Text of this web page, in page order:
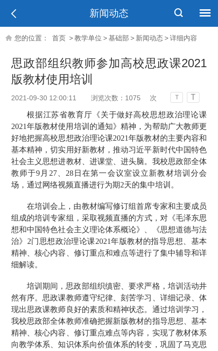
新闻动态
您的位置： 首页 >教学单位 >基础部 > 新闻动态>详细内容
思政部组织教师参加高校思政课2021
版教材使用培训
2021-09-30 12:00:11 浏览次数： 1075 次 T T
根据江苏省教育厅《关于做好高校思想政治理论课
2021年版教材使用培训的通知》精神，为帮助广大教师更
好地把握高校思想政治理论课2021年版教材的主要内容和
基本精神，切实用好新教材，推动习近平新时代中国特色
社会主义思想进教材、进课堂、进头脑。我校思政部全体
教师于9月27、28日在第一会议室设立新教材培训分会
场，通过网络视频直播进行为期2天的集中培训。
在培训会上，由教材编写修订组首席专家和主要成员
组成的培训专家组，采取视频直播的方式，对《毛泽东思
想和中国特色社会主义理论体系概论》、《思想道德与法
治》 2门思想政治理论课2021年版教材的指导思想、基本
精神、核心内容、修订重点和难点等进行了集中辅导和详
细解读。
培训期间，思政部组织缜密、要求严格，培训活动井
然有序。思政课教师遵守纪律、刻苦学习、详细记录、体
现出思政课教师良好的素质和精神状态。通过培训学习，
我校思政部全体教师准确把握新版教材的指导思想、基本
精神、核心内容、修订重点难点等内容，实现了教材体系
向教学体系、知识体系向价值体系的转变，巩固了马克思